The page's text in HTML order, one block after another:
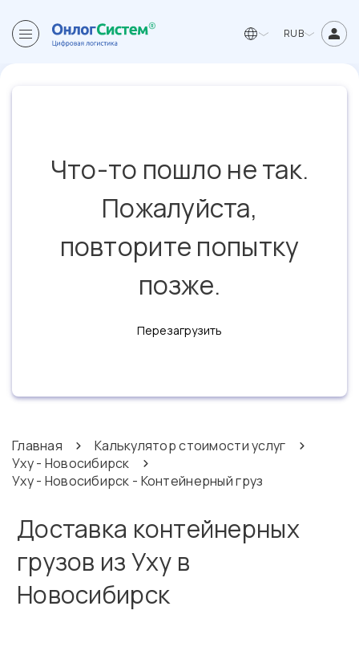
RUB
Что-то пошло не так.
Пожалуйста,
повторите попытку
позже.
Перезагрузить
Главная
Калькулятор стоимости услуг
Уху - Новосибирск
Уху - Новосибирск - Контейнерный груз
Доставка контейнерных
грузов из Уху в
Новосибирск